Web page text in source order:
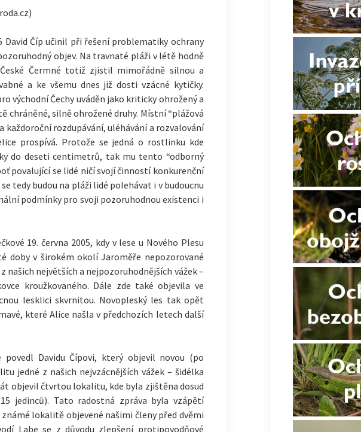
David Číp učinil při řešení problematiky ochrany
objev. Na travnaté pláži v létě hodně
Čermné totiž zjistil mimořádně silnou a
a ke všemu dnes již dosti vzácné kytičky.
východní Čechy uváděn jako kriticky ohrožený a
chráněné, silně ohrožené druhy. Místní “plážová
každoroční rozdupávání, uléhávání a rozvalování
prospívá. Protože se jedná o rostlinku kde
do deseti centimetrů, tak mu tento “odborný
povalující se lidé ničí svojí činností konkurenční
tedy budou na pláži lidé polehávat i v budoucnu
podmínky pro svoji pozoruhodnou existenci i
19. června 2005, kdy v lese u Nového Plesu
doby v širokém okolí Jaroměře nepozorované
našich největších a nejpozoruhodnějších vážek –
kroužkovaného. Dále zde také objevila ve
lesklici skvrnitou. Novopleský les tak opět
které Alice našla v předchozích letech další
povedl Davidu Čípovi, který objevil novou (po
jedné z našich nejvzácnějších vážek – šidélka
objevil čtvrtou lokalitu, kde byla zjištěna dosud
jedinců). Tato radostná zpráva byla vzápětí
lokalitě objevené našimi členy před dvěmi
Labe se z důvodu zlepšení protipovodňové